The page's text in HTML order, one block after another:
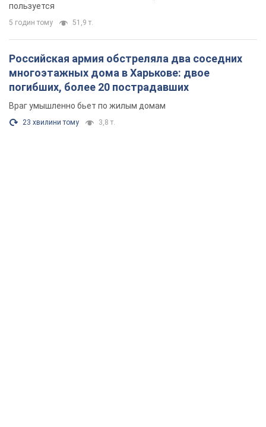
пользуется
5 годин тому 51,9 т.
Российская армия обстреляла два соседних
многоэтажных дома в Харькове: двое
погибших, более 20 пострадавших
Враг умышленно бьет по жилым домам
23 хвилини тому 3,8 т.